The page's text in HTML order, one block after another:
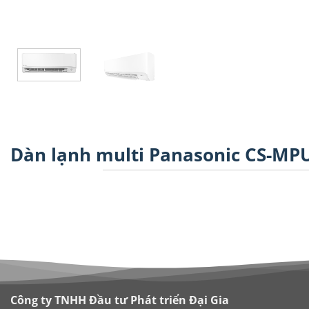
Dàn lạnh multi Panasonic CS-
Công ty TNHH Đầu tư Phát triển Đại Gia